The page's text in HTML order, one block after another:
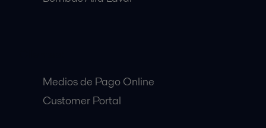
Medios de Pago Online
Customer Portal